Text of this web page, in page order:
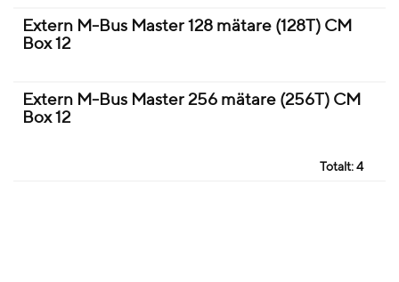
Extern M-Bus Master 128 mätare (128T) CM
Box 12
Extern M-Bus Master 256 mätare (256T) CM
Box 12
Totalt: 4